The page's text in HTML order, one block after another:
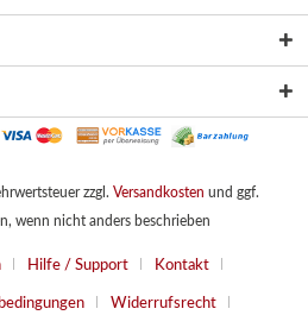
zzgl. Versandkosten und ggf.
wenn nicht anders beschrieben
Hilfe / Support Kontakt
Widerrufsrecht